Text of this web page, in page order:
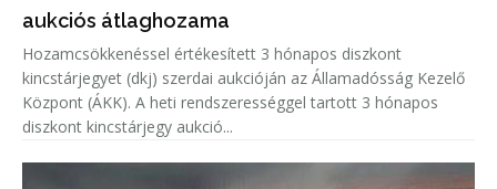
aukciós átlaghozama
Hozamcsökkenéssel értékesített 3 hónapos diszkont
kincstárjegyet (dkj) szerdai aukcióján az Államadósság Kezelő
Központ (ÁKK). A heti rendszerességgel tartott 3 hónapos
diszkont kincstárjegy aukció...